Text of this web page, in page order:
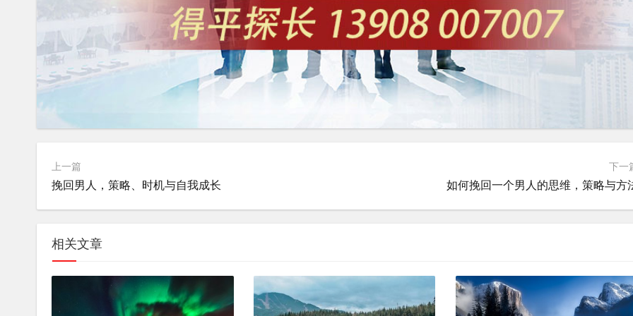
上一篇
挽回男人，策略、时机与自我成长
下一
如何挽回一个男人的思维，策略与方
相关文章